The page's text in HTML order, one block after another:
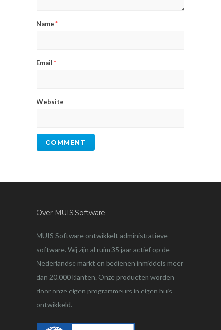
Name*
Email*
Website
Over MUIS Software
MUIS Software ontwikkelt administratieve
software. Wij zijn al ruim 35 jaar actief op de
Nederlandse markt en bedienen inmiddels meer
dan 20.000 klanten. Onze producten worden
door onze eigen programmeurs in eigen huis
ontwikkeld.